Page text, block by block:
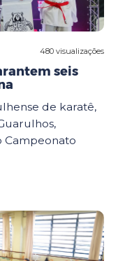
480 visualizações
seis
de karatê,
Campeonato